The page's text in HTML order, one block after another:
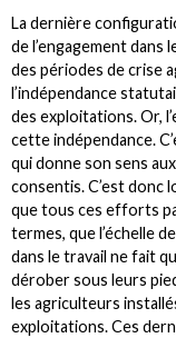
La dernière
de l’engagement
des périodes de crise
l’indépendance
des exploitations. Or,
cette indépendance.
qui donne son sens
consentis. C’est donc
que tous ces efforts
termes, que l’échelle
dans le travail ne fait
dérober sous leurs
les agriculteurs
exploitations. Ces